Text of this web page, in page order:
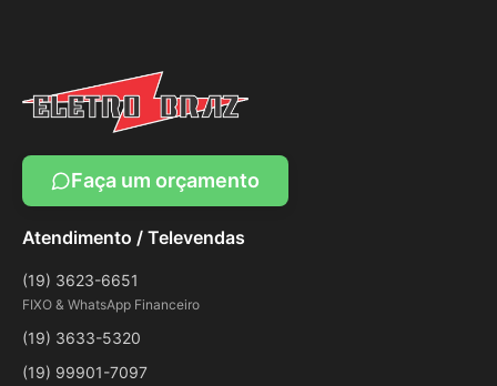
Faça um orçamento
Atendimento / Televendas
(19) 3623-6651
FIXO & WhatsApp Financeiro
(19) 3633-5320
(19) 99901-7097